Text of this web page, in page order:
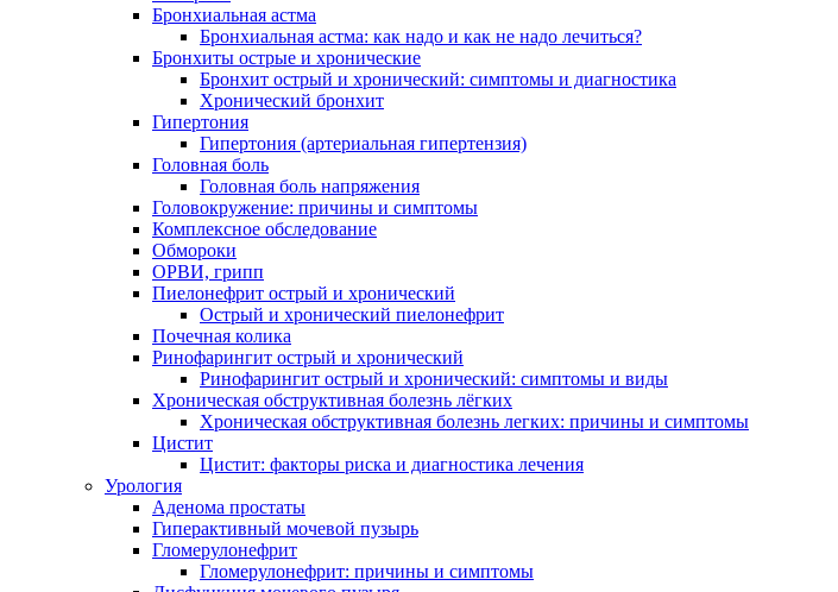
Бронхиальная астма
Бронхиальная астма: как надо и как не надо лечиться?
Бронхиты острые и хронические
Бронхит острый и хронический: симптомы и диагностика
Хронический бронхит
Гипертония
Гипертония (артериальная гипертензия)
Головная боль
Головная боль напряжения
Головокружение: причины и симптомы
Комплексное обследование
Обмороки
ОРВИ, грипп
Пиелонефрит острый и хронический
Острый и хронический пиелонефрит
Почечная колика
Ринофарингит острый и хронический
Ринофарингит острый и хронический: симптомы и виды
Хроническая обструктивная болезнь лёгких
Хроническая обструктивная болезнь легких: причины и симптомы
Цистит
Цистит: факторы риска и диагностика лечения
Урология
Аденома простаты
Гиперактивный мочевой пузырь
Гломерулонефрит
Гломерулонефрит: причины и симптомы